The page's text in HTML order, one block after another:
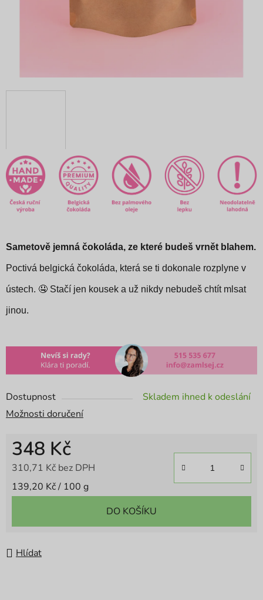
Sametově jemná čokoláda, ze které budeš vrnět blahem.
Poctivá belgická čokoláda, která se ti dokonale rozplyne v
ústech. 🤤 Stačí jen kousek a už nikdy nebudeš chtít mlsat
jinou.
Dostupnost
Skladem ihned k odeslání
Možnosti doručení
348 Kč
310,71 Kč bez DPH
Měrná cena:
139,20 Kč / 100 g
DO KOŠÍKU
Hlídat